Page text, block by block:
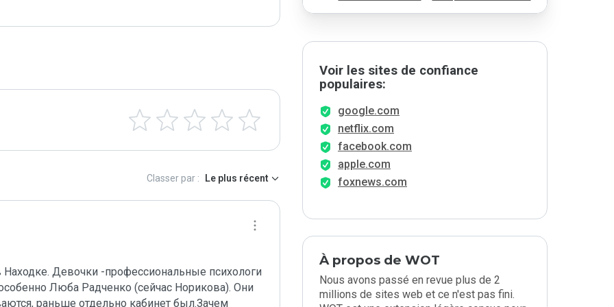
Classer par : Le plus récent
Девочки -профессиональные психологи
Люба Радченко (сейчас Норикова). Они
раньше отдельно кабинет был.Зачем
Voir les sites de confiance
populaires:
google.com
netflix.com
facebook.com
apple.com
foxnews.com
À propos de WOT
Nous avons passé en revue plus de 2
millions de sites web et ce n'est pas fini.